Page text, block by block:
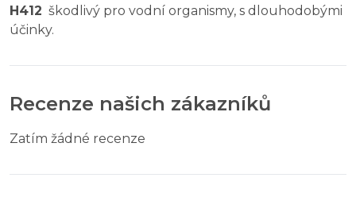
H412 škodlivý pro vodní organismy, s dlouhodobými
účinky.
Recenze našich zákazníků
Zatím žádné recenze